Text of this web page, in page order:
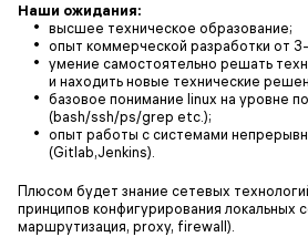
Наши ожидания:
высшее техническое образование;
опыт коммерческой разработки от
умение самостоятельно решать
и находить новые технические
базовое понимание linux на уровне
(bash/ssh/ps/grep etc.);
опыт работы с системами
(Gitlab,Jenkins).
Плюсом будет знание сетевых
принципов конфигурирования локальных
маршрутизация, proxy, firewall).